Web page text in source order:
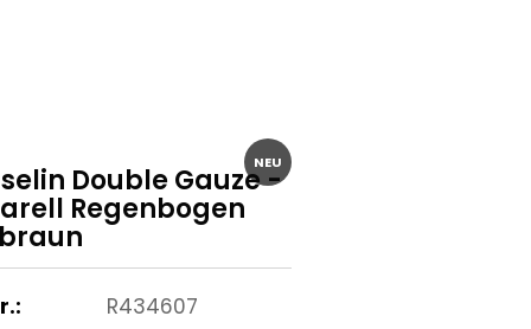
NEU
Double Gauze -
Regenbogen
R434607